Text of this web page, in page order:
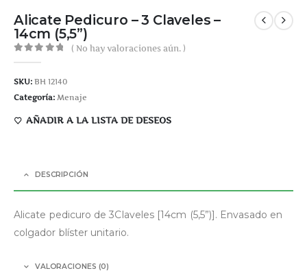
Alicate Pedicuro – 3 Claveles –
14cm (5,5”)
( No hay valoraciones aún. )
SKU: BH 12140
Categoría: Menaje
AÑADIR A LA LISTA DE DESEOS
DESCRIPCIÓN
Alicate pedicuro de 3Claveles [14cm (5,5”)]. Envasado en
colgador blíster unitario.
VALORACIONES (0)